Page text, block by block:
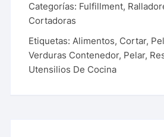
Categorías: Fulfillment,
Cortadoras
Etiquetas:Alimentos, Cortar,
Verduras Contenedor, Pelar,
Utensilios De Cocina